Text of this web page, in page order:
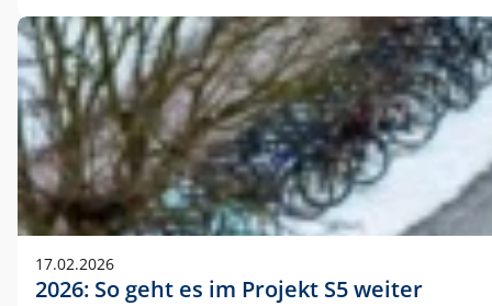
17.02.2026
2026: So geht es im Projekt S5 weiter